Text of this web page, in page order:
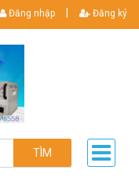
Đăng nhập Đăng ký
TÌM